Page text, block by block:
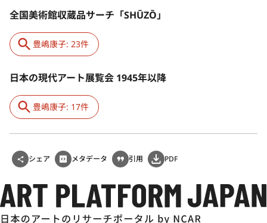
全国美術館収蔵品サーチ「SHŪZŌ」
豊嶋康子: 23件
日本の現代アート展覧会 1945年以降
豊嶋康子: 17件
シェア メタデータ 引用 PDF